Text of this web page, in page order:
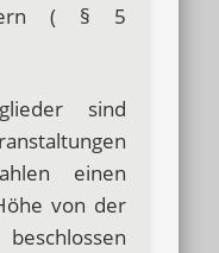
( § 5
sind
einen
von der